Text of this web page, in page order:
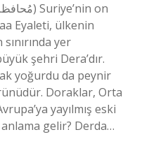
Eyaleti, ülkenin
yer
şehri Dera’dır.
yoğurdu da peynir
Doraklar, Orta
yayılmış eski
gelir? Derda…